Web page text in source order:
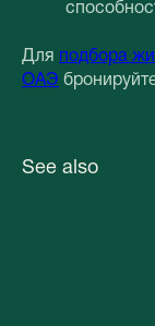
Для подбора
ОАЭ
See also